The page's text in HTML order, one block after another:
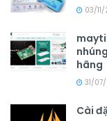
03/
hãng
31/
Cài